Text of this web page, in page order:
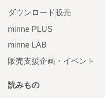
ダウンロード販売
minne PLUS
minne LAB
販売支援企画・イベント
読みもの